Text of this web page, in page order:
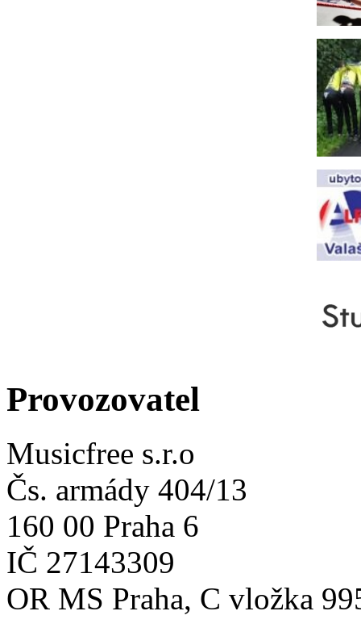
Provozovatel
Musicfree s.r.o
Čs. armády 404/13
160 00 Praha 6
IČ 27143309
OR MS Praha, C vložka